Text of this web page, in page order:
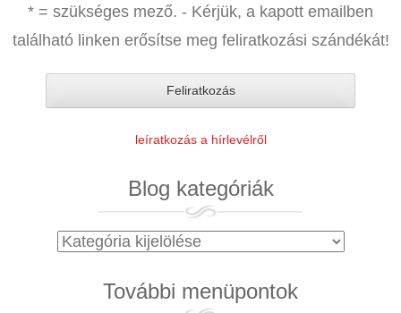
* = szükséges mező. - Kérjük, a kapott emailben
található linken erősítse meg feliratkozási szándékát!
leíratkozás a hírlevélről
Blog kategóriák
Blog
További menüpontok